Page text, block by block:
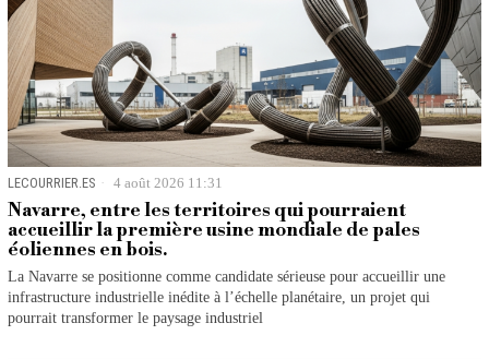
LECOURRIER.ES 4 août 2026 11:31
Navarre, entre les territoires qui pourraient
accueillir la première usine mondiale de pales
éoliennes en bois.
La Navarre se positionne comme candidate sérieuse pour accueillir une
infrastructure industrielle inédite à l’échelle planétaire, un projet qui
pourrait transformer le paysage industriel